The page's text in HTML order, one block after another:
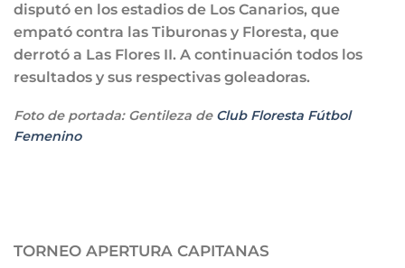
disputó en los estadios de Los Canarios, que
empató contra las Tiburonas y Floresta, que
derrotó a Las Flores II. A continuación todos los
resultados y sus respectivas goleadoras.
Foto de portada: Gentileza de Club Floresta Fútbol
Femenino
TORNEO APERTURA CAPITANAS